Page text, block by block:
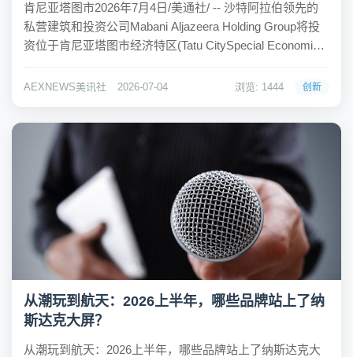
肯尼亚塔图市2026年7月4日/美通社/ -- 沙特阿拉伯领先的
私营建筑和投资公司Mabani Aljazeera Holding Group将投
资位于肯尼亚塔图市经济特区(Tatu CitySpecial Economic
Towe...
AEXNEWS美讯社 2026-07-04 浏览: 1444 创新
从潮玩到航天：2026上半年，哪些品牌站上了纳
斯达克大屏？
从潮玩到航天：2026上半年，哪些品牌站上了纳斯达克大